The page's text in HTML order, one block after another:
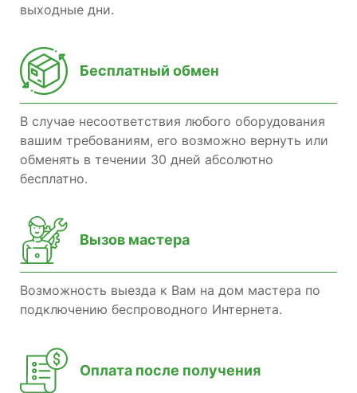
выходные дни.
Бесплатный обмен
В случае несоответствия любого оборудования
вашим требованиям, его возможно вернуть или
обменять в течении 30 дней абсолютно
бесплатно.
Вызов мастера
Возможность выезда к Вам на дом мастера по
подключению беспроводного Интернета.
Оплата после получения